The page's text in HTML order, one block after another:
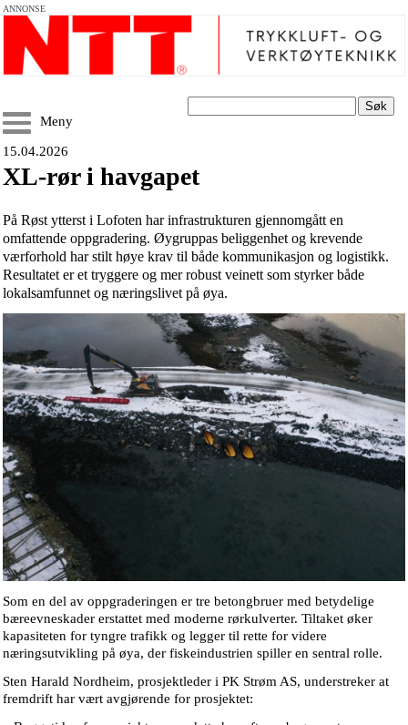
ANNONSE
Søk
Meny
15.04.2026
XL-rør i havgapet
På Røst ytterst i Lofoten har infrastrukturen gjennomgått en
omfattende oppgradering. Øygruppas beliggenhet og krevende
værforhold har stilt høye krav til både kommunikasjon og logistikk.
Resultatet er et tryggere og mer robust veinett som styrker både
lokalsamfunnet og næringslivet på øya.
Som en del av oppgraderingen er tre betongbruer med betydelige
bæreevneskader erstattet med moderne rørkulverter. Tiltaket øker
kapasiteten for tyngre trafikk og legger til rette for videre
næringsutvikling på øya, der fiskeindustrien spiller en sentral rolle.
Sten Harald Nordheim, prosjektleder i PK Strøm AS, understreker at
fremdrift har vært avgjørende for prosjektet: